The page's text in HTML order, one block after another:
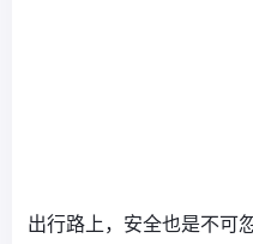
出行路上，安全也是不可